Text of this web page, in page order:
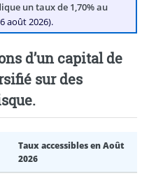
un taux de 1,70% au
août 2026).
d’un capital de
sur des
Taux accessibles en Août
2026